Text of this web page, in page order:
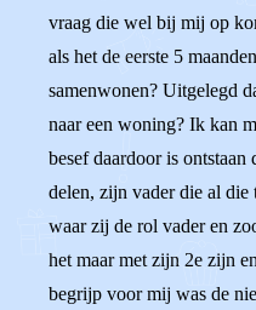
vraag die wel bij mij op
als het de eerste 5
samenwonen? Uitgelegd
naar een woning? Ik kan
besef daardoor is
delen, zijn vader die al
waar zij de rol vader en
het maar met zijn 2e zijn
begrijp voor mij was de